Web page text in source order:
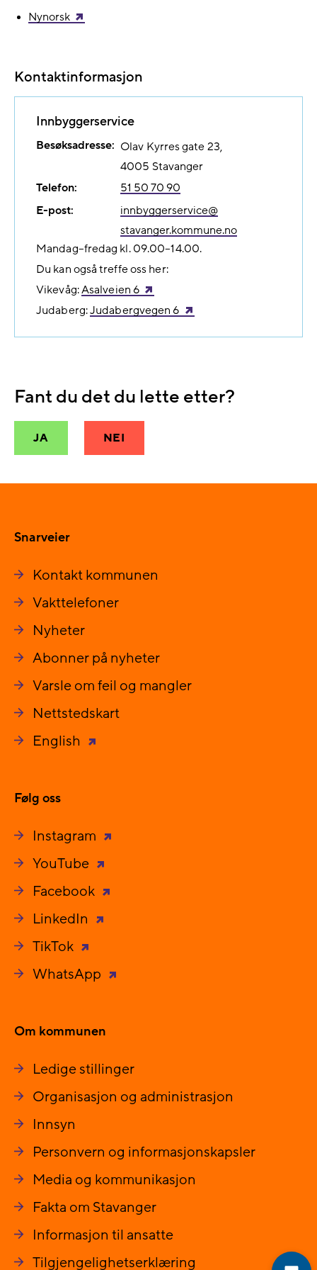
Nynorsk
Kontaktinformasjon
Innbyggerservice
Besøksadresse: Olav Kyrres gate 23
4005 Stavanger
Telefon:
51 50 70 90
E-post:
innbyggerservice@​
stavanger.kommune.no
Mandag–fredag kl. 09.00–14.00.
Du kan også treffe oss her:
Vikevåg:Asalveien 6
Judaberg:Judabergvegen 6
Fant du det du lette etter?
JA NEI
Snarveier
Kontakt kommunen
Vakttelefoner
Nyheter
Abonner på nyheter
Varsle om feil og mangler
Nettstedskart
English
Følg oss
Instagram
YouTube
Facebook
LinkedIn
TikTok
WhatsApp
Om kommunen
Ledige stillinger
Organisasjon og administrasjon
Innsyn
Personvern og informasjonskapsler
Media og kommunikasjon
Fakta om Stavanger
Informasjon til ansatte
Tilgjengelighetserklæring